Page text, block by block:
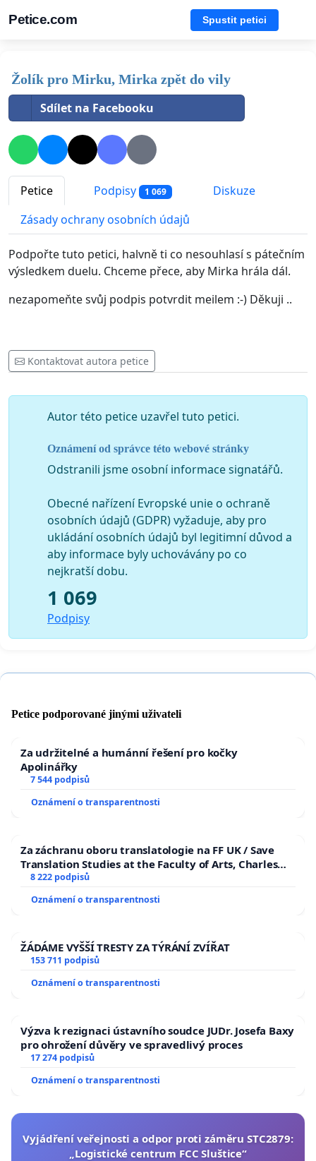
Petice.com Spustit petici
Žolík pro Mirku, Mirka zpět do vily
Sdílet na Facebooku
Petice Podpisy 1 069
Diskuze
Zásady ochrany osobních údajů
Podpořte tuto petici, halvně ti co nesouhlasí s pátečním
výsledkem duelu. Chceme přece, aby Mirka hrála dál.
nezapomeňte svůj podpis potvrdit meilem :-) Děkuji ..
Kontaktovat autora petice
Autor této petice uzavřel tuto petici.
Oznámení od správce této webové stránky
Odstranili jsme osobní informace signatářů.
Obecné nařízení Evropské unie o ochraně
osobních údajů (GDPR) vyžaduje, aby pro
ukládání osobních údajů byl legitimní důvod a
aby informace byly uchovávány po co
nejkratší dobu.
1 069
Podpisy
Petice podporované jinými uživateli
Za udržitelné a humánní řešení pro kočky
Apolinářky
7 544 podpisů
Oznámení o transparentnosti
Za záchranu oboru translatologie na FF UK / Save
Translation Studies at the Faculty of Arts, Charles
University
8 222 podpisů
Oznámení o transparentnosti
ŽÁDÁME VYŠŠÍ TRESTY ZA TÝRÁNÍ ZVÍŘAT
153 711 podpisů
Oznámení o transparentnosti
Výzva k rezignaci ústavního soudce JUDr. Josefa Baxy
pro ohrožení důvěry ve spravedlivý proces
17 274 podpisů
Oznámení o transparentnosti
Vyjádření veřejnosti a odpor proti záměru STC2879:
„Logistické centrum FCC Sluštice“